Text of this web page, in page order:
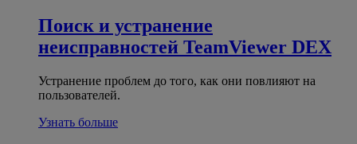
Поиск и устранение
неисправностей TeamViewer DEX
Устранение проблем до того, как они повлияют на
пользователей.
Узнать больше